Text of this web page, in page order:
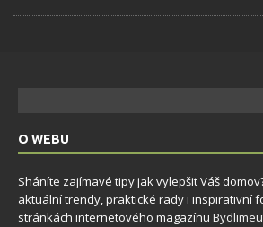
O WEBU
Sháníte zajímavé tipy jak vylepšit Váš
aktuální trendy, praktické rady i inspirativní
stránkách internetového magazínu